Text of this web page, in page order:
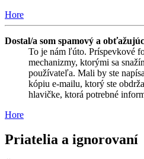
Hore
Dostal/a som spamový a
To je nám ľúto. Príspevkové
mechanizmy, ktorými sa
používateľa. Mali by ste
kópiu e-mailu, ktorý ste
hlavičke, ktorá potrebné
Hore
Priatelia a ignorovaní